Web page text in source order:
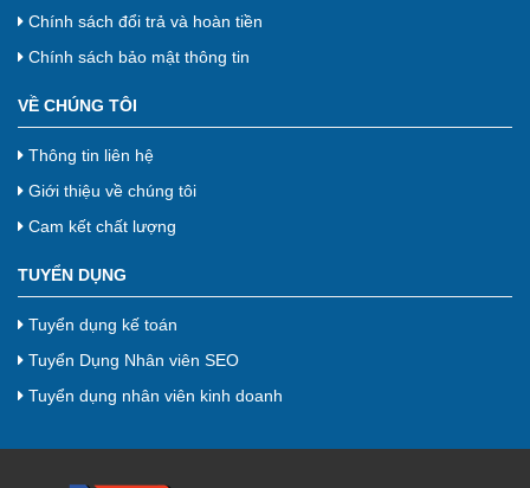
Chính sách đổi trả và hoàn tiền
Chính sách bảo mật thông tin
VỀ CHÚNG TÔI
Thông tin liên hệ
Giới thiệu về chúng tôi
Cam kết chất lượng
TUYỂN DỤNG
Tuyển dụng kế toán
Tuyển Dụng Nhân viên SEO
Tuyển dụng nhân viên kinh doanh